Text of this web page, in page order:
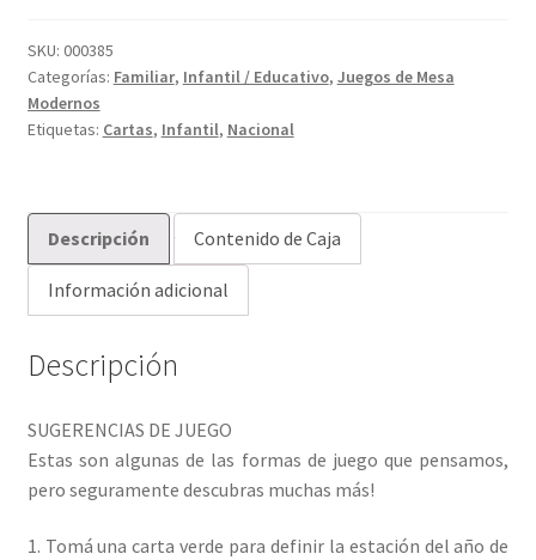
SKU: 000385
Categorías: Familiar, Infantil / Educativo, Juegos de Mesa
Modernos
Etiquetas: Cartas, Infantil, Nacional
Descripción Contenido de Caja
Información adicional
Descripción
SUGERENCIAS DE JUEGO
Estas son algunas de las formas de juego que pensamos,
pero seguramente descubras muchas más!
1. Tomá una carta verde para definir la estación del año de